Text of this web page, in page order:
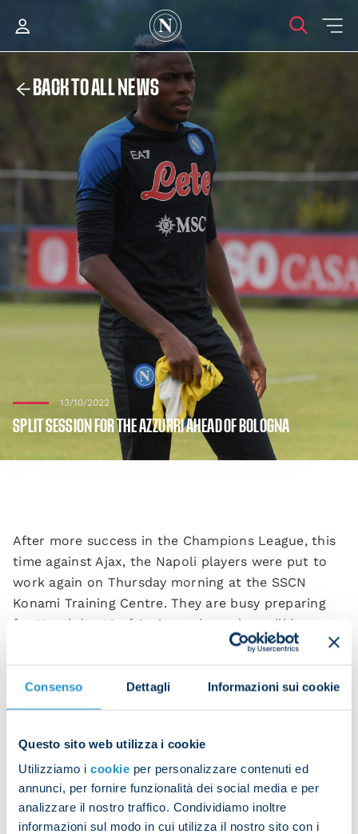
Consenso Dettagli Informazioni sui cookie
Questo sito web utilizza i cookie
Utilizziamo i cookie per personalizzare contenuti ed
annunci, per fornire funzionalità dei social media e per
analizzare il nostro traffico. Condividiamo inoltre
informazioni sul modo in cui utilizza il nostro sito con i
BACK TO ALL NEWS
13/10/2022
SPLIT SESSION FOR THE AZZURRI AHEAD OF BOLOGNA
After more success in the Champions League, this
time against Ajax, the Napoli players were put to
work again on Thursday morning at the SSCN
Konami Training Centre. They are busy preparing
for Matchday 10 of Serie A, where they will host
Bologna at the Stadio Maradona on Sunday at
Those who started the Champions League game
the night before did recovery work together, while
the others were kept busy on pitch one. They
completed a warm-up, strength exercises and